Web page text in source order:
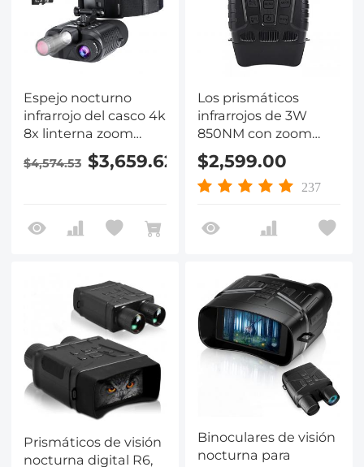
Espejo nocturno
infrarrojo del casco 4k
8x linterna zoom
digital 32 GB
$4,574.53 $3,659.62
Los prismáticos
infrarrojos de 3W
850NM con zoom
digital 4X se utilizan
para la caza nocturna
$2,599.00
237
Prismáticos de visión
nocturna digital R6,
Binoculares de visión
nocturna para